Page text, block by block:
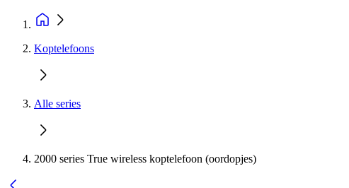
Koptelefoons
Alle series
2000 series True wireless koptelefoon (oordopjes)